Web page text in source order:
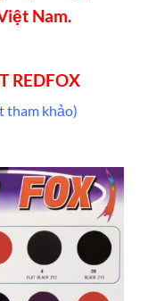
Nam.
REDFOX
tham khảo)